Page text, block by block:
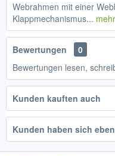
Webrahmen mit einer
Klappmechanismus... mehr
Bewertungen
0
Bewertungen lesen,
Kunden kauften auch
Kunden haben sich